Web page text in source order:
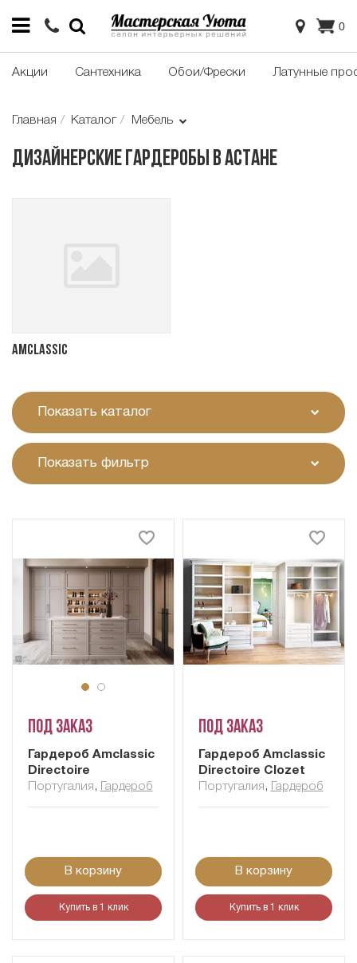
0
Акции Сантехника Обои/Фрески Латунные
Главная Каталог Мебель
Дизайнерские гардеробы в Астане
Amclassic
Показать каталог
Показать фильтр
Под заказ
Гардероб Amclassic
Directoire
Португалия , Гардероб
В корзину
Купить в 1 клик
Под заказ
Гардероб Amclassic
Directoire Clozet
Португалия , Гардероб
В корзину
Купить в 1 клик